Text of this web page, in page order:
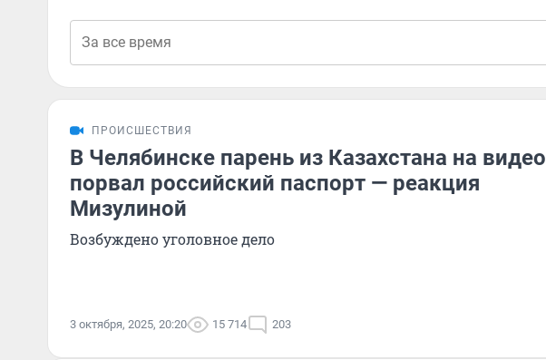
ПРОИСШЕСТВИЯ
В Челябинске парень из Казахстана на видео
порвал российский паспорт — реакция
Мизулиной
Возбуждено уголовное дело
3 октября, 2025, 20:20 15 714 203